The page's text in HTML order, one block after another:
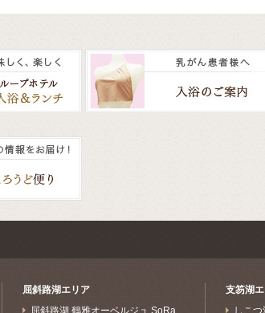
屈斜路湖エリア
屈斜路湖 鶴雅オーベルジュ SoRa
支笏湖
しこ